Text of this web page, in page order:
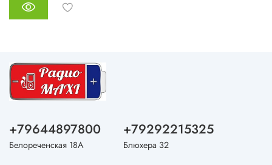
+79644897800
Белореченская 18А
+79292215325
Блюхера 32